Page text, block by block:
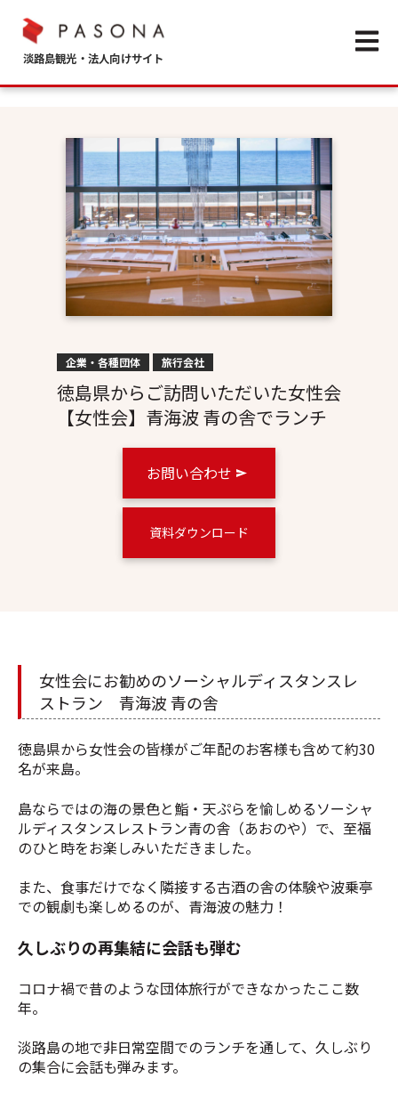
Open
企業・各種団体 旅行会社
徳島県からご訪問いただいた女性会
【女性会】青海波 青の舎でランチ
お問い合わせ
資料ダウンロード
女性会にお勧めのソーシャルディスタンスレ
ストラン 青海波 青の舎
徳島県から女性会の皆様がご年配のお客様も含めて約30
名が来島。
島ならではの海の景色と鮨・天ぷらを愉しめるソーシャ
ルディスタンスレストラン青の舎（あおのや）で、至福
のひと時をお楽しみいただきました。
また、食事だけでなく隣接する古酒の舎の体験や波乗亭
での観劇も楽しめるのが、青海波の魅力！
久しぶりの再集結に会話も弾む
コロナ禍で昔のような団体旅行ができなかったここ数
年。
淡路島の地で非日常空間でのランチを通して、久しぶり
の集合に会話も弾みます。